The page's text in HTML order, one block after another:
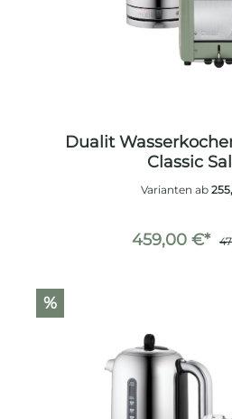
Dualit
Classic
Varianten ab
459,00 €*
%